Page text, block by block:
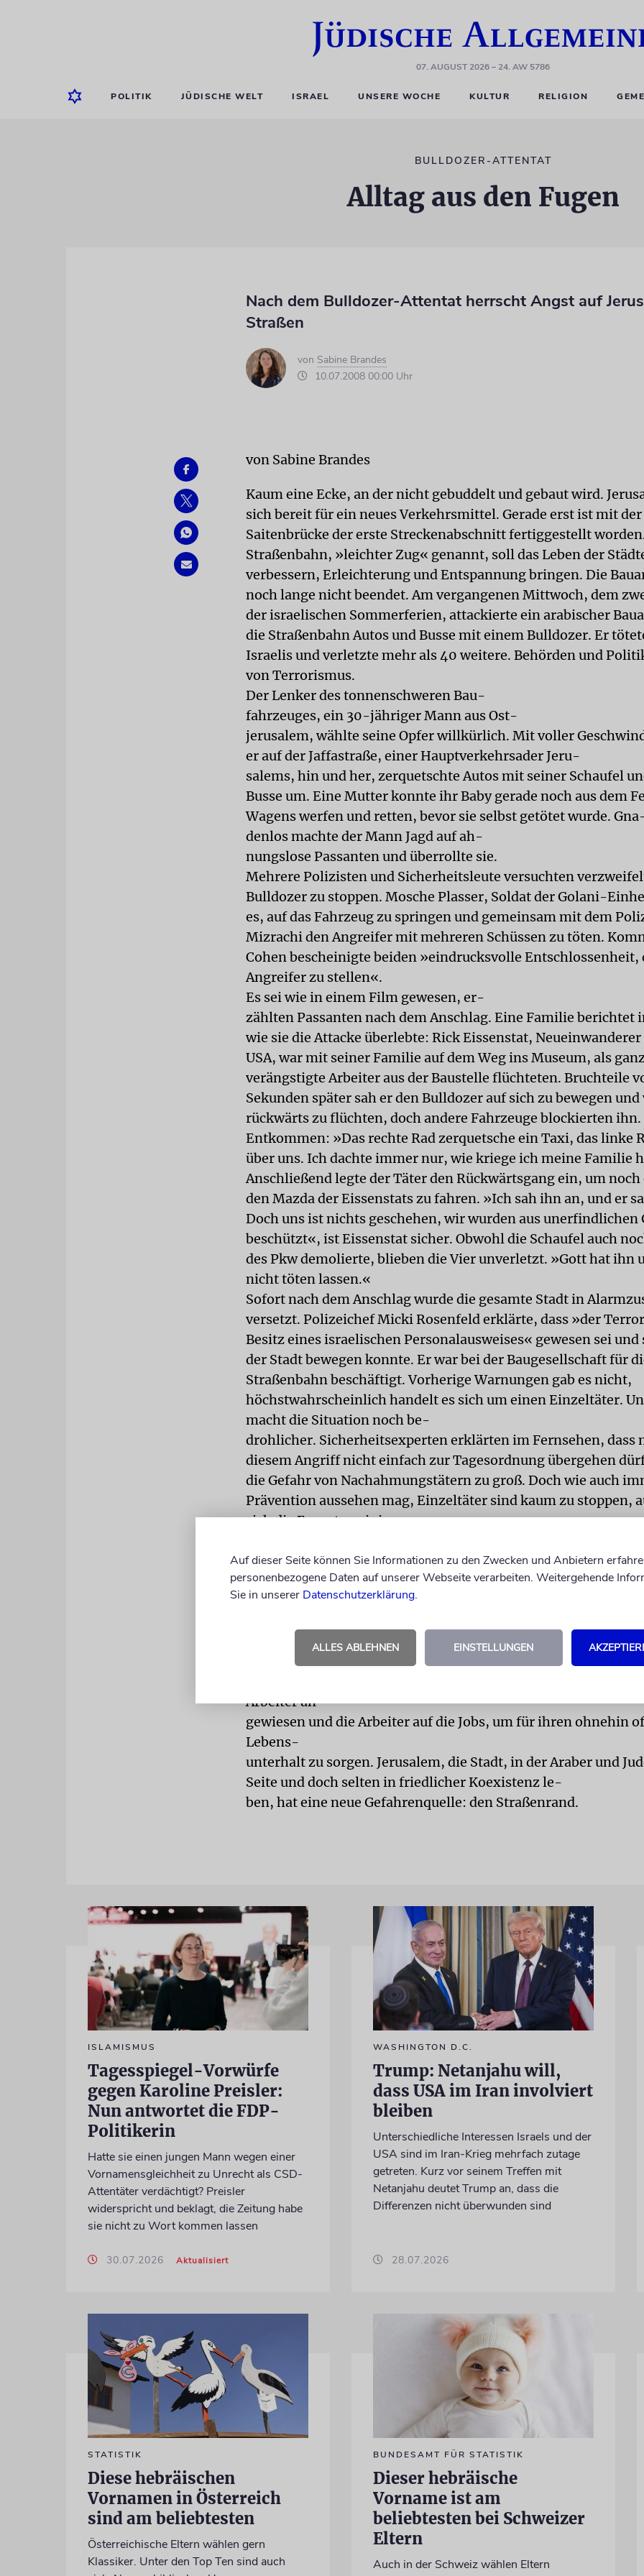
07. AUGUST 2026– 24. AW 5786
POLITIK JÜDISCHE WELT ISRAEL UNSERE WOCHE KULTUR RELIGION
BULLDOZER-ATTENTAT
Alltag aus den Fugen
Nach dem Bulldozer-Attentat herrscht Angst auf
Straßen
von Sabine Brandes
10.07.2008 00:00 Uhr
von Sabine Brandes
Kaum eine Ecke, an der nicht gebuddelt und gebaut wird.
sich bereit für ein neues Verkehrsmittel. Gerade erst ist mit der
Saitenbrücke der erste Streckenabschnitt fertiggestellt
Straßenbahn, »leichter Zug« genannt, soll das Leben der
verbessern, Erleichterung und Entspannung bringen. Die
noch lange nicht beendet. Am vergangenen Mittwoch, dem
der israelischen Sommerferien, attackierte ein arabischer
die Straßenbahn Autos und Busse mit einem Bulldozer. Er
Israelis und verletzte mehr als 40 weitere. Behörden und
von Terrorismus.
Der Lenker des tonnenschweren Bau-
fahrzeuges, ein 30-jähriger Mann aus Ost-
jerusalem, wählte seine Opfer willkürlich. Mit voller
er auf der Jaffastraße, einer Hauptverkehrsader Jeru-
salems, hin und her, zerquetschte Autos mit seiner Schaufel
Busse um. Eine Mutter konnte ihr Baby gerade noch aus dem
Wagens werfen und retten, bevor sie selbst getötet wurde.
denlos machte der Mann Jagd auf ah-
nungslose Passanten und überrollte sie.
Mehrere Polizisten und Sicherheitsleute versuchten
Bulldozer zu stoppen. Mosche Plasser, Soldat der Golani-
es, auf das Fahrzeug zu springen und gemeinsam mit dem
Mizrachi den Angreifer mit mehreren Schüssen zu töten.
Cohen bescheinigte beiden »eindrucksvolle Entschlossenheit,
Angreifer zu stellen«.
Es sei wie in einem Film gewesen, er-
zählten Passanten nach dem Anschlag. Eine Familie berichtet
wie sie die Attacke überlebte: Rick Eissenstat, Neueinwanderer
USA, war mit seiner Familie auf dem Weg ins Museum, als
verängstigte Arbeiter aus der Baustelle flüchteten. Bruchteile
Sekunden später sah er den Bulldozer auf sich zu bewegen und
rückwärts zu flüchten, doch andere Fahrzeuge blockierten ihn.
Entkommen: »Das rechte Rad zerquetsche ein Taxi, das linke
über uns. Ich dachte immer nur, wie kriege ich meine Familie
Anschließend legte der Täter den Rückwärtsgang ein, um
den Mazda der Eissenstats zu fahren. »Ich sah ihn an, und er
Doch uns ist nichts geschehen, wir wurden aus unerfindlichen
beschützt«, ist Eissenstat sicher. Obwohl die Schaufel auch
des Pkw demolierte, blieben die Vier unverletzt. »Gott hat ihn
nicht töten lassen.«
Sofort nach dem Anschlag wurde die gesamte Stadt in
versetzt. Polizeichef Micki Rosenfeld erklärte, dass »der
Besitz eines israelischen Personalausweises« gewesen sei
der Stadt bewegen konnte. Er war bei der Baugesellschaft für
Straßenbahn beschäftigt. Vorherige Warnungen gab es nicht,
höchstwahrscheinlich handelt es sich um einen Einzeltäter.
macht die Situation noch be-
drohlicher. Sicherheitsexperten erklärten im Fernsehen, dass
diesem Angriff nicht einfach zur Tagesordnung übergehen
die Gefahr von Nachahmungstätern zu groß. Doch wie auch
Prävention aussehen mag, Einzeltäter sind kaum zu stoppen,
sich die Experten einig.
unumwunden zu. »Es war eine Weile ruhig hier, ich habe mich
ganz wohl gefühlt. Jetzt aber gruselt es mich, an den
arabischen Arbeitern vorbeizugehen. Ich weiß doch nicht, ob
überfährt. Das ist ein grässliches Szenario und lässt mich
lange Zeit nicht ruhig über die Straßen gehen.«
Arbeiter an-
gewiesen und die Arbeiter auf die Jobs, um für ihren ohnehin
Lebens-
unterhalt zu sorgen. Jerusalem, die Stadt, in der Araber und
Seite und doch selten in friedlicher Koexistenz le-
ben, hat eine neue Gefahrenquelle: den Straßenrand.
ISLAMISMUS
Tagesspiegel-Vorwürfe
gegen Karoline Preisler:
Nun antwortet die FDP-
Politikerin
Hatte sie einen jungen Mann wegen einer
Vornamensgleichheit zu Unrecht als CSD-
Attentäter verdächtigt? Preisler
widerspricht und beklagt, die Zeitung habe
sie nicht zu Wort kommen lassen
30.07.2026 Aktualisiert
WASHINGTON D.C.
Trump: Netanjahu will,
dass USA im Iran involviert
bleiben
Unterschiedliche Interessen Israels und der
USA sind im Iran-Krieg mehrfach zutage
getreten. Kurz vor seinem Treffen mit
Netanjahu deutet Trump an, dass die
Differenzen nicht überwunden sind
28.07.2026
STATISTIK
Diese hebräischen
Vornamen in Österreich
sind am beliebtesten
Österreichische Eltern wählen gern
Klassiker. Unter den Top Ten sind auch
BUNDESAMT FÜR STATISTIK
Dieser hebräische
Vorname ist am
beliebtesten bei Schweizer
Eltern
Auch in der Schweiz wählen Eltern
Auf dieser Seite können Sie Informationen zu den Zwecken und Anbietern
personenbezogene Daten auf unserer Webseite verarbeiten. Weitergehende
Sie in unserer Datenschutzerklärung.
ALLES ABLEHNEN EINSTELLUNGEN